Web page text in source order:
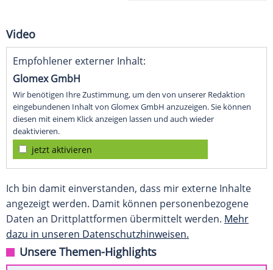
Video
Empfohlener externer Inhalt:
Glomex GmbH
Wir benötigen Ihre Zustimmung, um den von unserer Redaktion
eingebundenen Inhalt von Glomex GmbH anzuzeigen. Sie können
diesen mit einem Klick anzeigen lassen und auch wieder
deaktivieren.
jetzt aktivieren
Ich bin damit einverstanden, dass mir externe Inhalte
angezeigt werden. Damit können personenbezogene
Daten an Drittplattformen übermittelt werden. Mehr
dazu in unseren Datenschutzhinweisen.
Unsere Themen-Highlights